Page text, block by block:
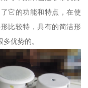
它的功能和特点，在使
比较特，具有的简洁形
优势的。